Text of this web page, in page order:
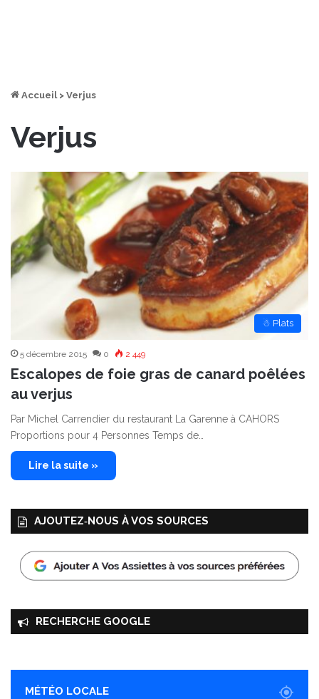
Accueil > Verjus
Verjus
☃ Plats
5 décembre 2015 0 2 449
Escalopes de foie gras de canard poêlées
au verjus
Par Michel Carrendier du restaurant La Garenne à CAHORS
Proportions pour 4 Personnes Temps de…
Lire la suite »
AJOUTEZ‑NOUS À VOS SOURCES
RECHERCHE GOOGLE
MÉTÉO LOCALE